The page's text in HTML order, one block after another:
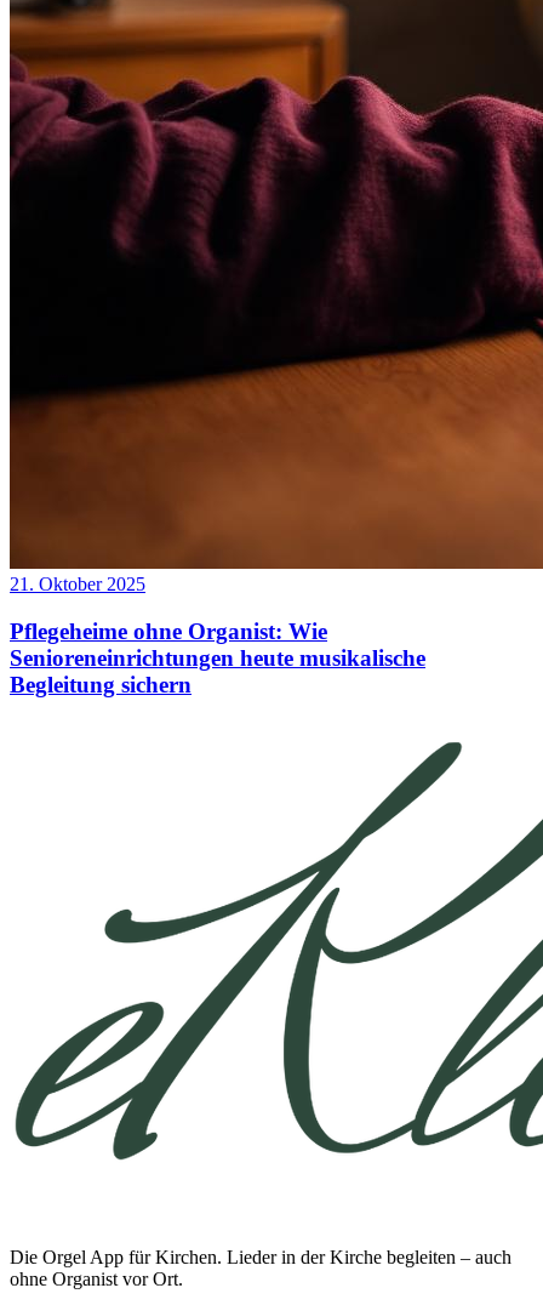
21. Oktober 2025
Pflegeheime ohne Organist: Wie
Senioreneinrichtungen heute musikalische
Begleitung sichern
Die Orgel App für Kirchen. Lieder in der Kirche begleiten – auch
ohne Organist vor Ort.